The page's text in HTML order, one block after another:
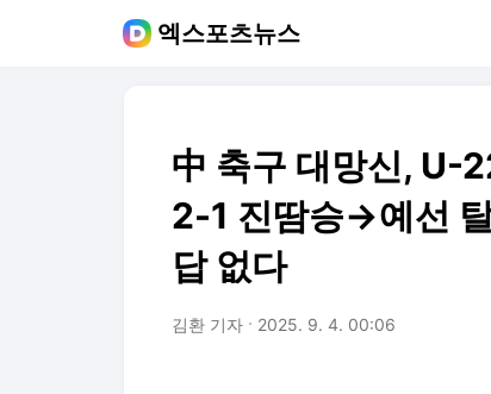
엑스포츠뉴스
中 축구 대망신, U-
2-1 진땀승→예선
답 없다
김환 기자 2025. 9. 4. 00:06